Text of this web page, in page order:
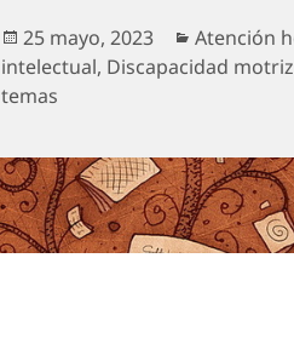
Publicado
el
25 mayo, 2023 Categorías
Atención
intelectual, Discapacidad motriz
temas